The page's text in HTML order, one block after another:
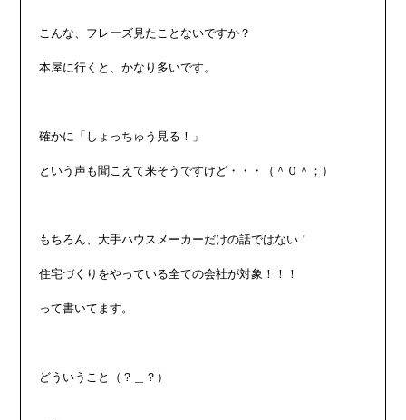
こんな、フレーズ見たことないですか？
本屋に行くと、かなり多いです。
確かに「しょっちゅう見る！」
という声も聞こえて来そうですけど・・・（＾０＾；）
もちろん、大手ハウスメーカーだけの話ではない！
住宅づくりをやっている全ての会社が対象！！！
って書いてます。
どういうこと（？＿？）